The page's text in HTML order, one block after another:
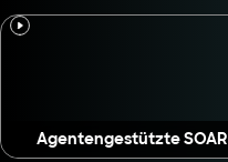
Agentengestützte SOAR